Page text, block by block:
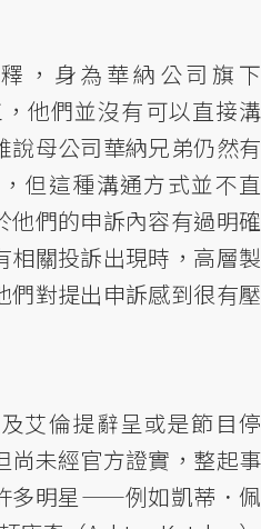
，身為華納公司旗下
他們並沒有可以直接溝
說母公司華納兄弟仍然有
但這種溝通方式並不直
他們的申訴內容有過明確
相關投訴出現時，高層製
們對提出申訴感到很有壓
艾倫提辭呈或是節目停
尚未經官方證實，整起事
多明星——例如凱蒂．佩